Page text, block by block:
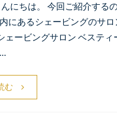
にちは。 今回ご紹介する
にあるシェービングのサロ
ェービングサロン ベスティ
む